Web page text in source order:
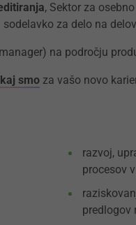
, Sektor za
sodelavko za delo na
na področju
smo za vašo novo
razvoj,
procesov
predlogov